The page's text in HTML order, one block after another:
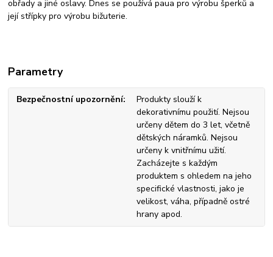
obřady a jiné oslavy. Dnes se používá paua pro výrobu šperků a
její střípky pro výrobu bižuterie.
Parametry
Bezpečnostní upozornění
Produkty slouží k
dekorativnímu použití. Nejsou
určeny dětem do 3 let, včetně
dětských náramků. Nejsou
určeny k vnitřnímu užití.
Zacházejte s každým
produktem s ohledem na jeho
specifické vlastnosti, jako je
velikost, váha, případně ostré
hrany apod.